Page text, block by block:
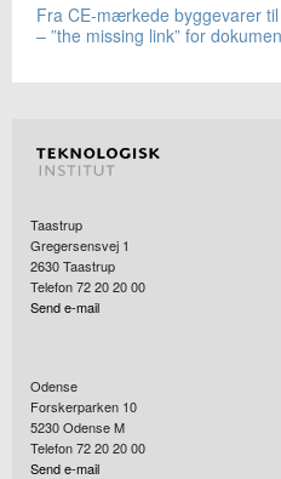
Fra CE-mærkede byggevarer
– ”the missing link” for
Taastrup
Gregersensvej 1
2630Taastrup
Telefon 72 20 20 00
Send e-mail
Odense
Forskerparken 10
5230Odense M
Telefon 72 20 20 00
Send e-mail